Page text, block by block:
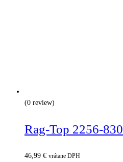
(0 review)
Rag-Top 2256-830
46,99 € vrátane DPH